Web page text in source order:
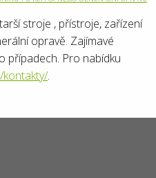
stroje , přístroje, zařízení
opravě. Zajímavé
případech. Pro nabídku
/kontakty/.